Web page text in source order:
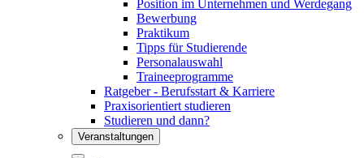
Position im Unternehmen und Werdegang
Bewerbung
Praktikum
Tipps für Studierende
Personalauswahl
Traineeprogramme
Ratgeber - Berufsstart & Karriere
Praxisorientiert studieren
Studieren und dann?
Veranstaltungen